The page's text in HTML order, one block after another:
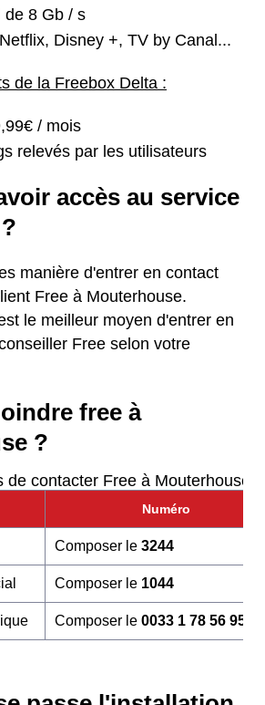
de 8 Gb / s
Disney +, TV by Canal...
de la Freebox Delta :
/ mois
relevés par les utilisateurs
accès au service
manière d'entrer en contact
Free à Mouterhouse.
le meilleur moyen d'entrer en
Free selon votre
free à
?
de contacter Free à Mouterhouse
Numéro
Composer le 3244
Composer le 1044
Composer le 0033 1 78 56 95 60